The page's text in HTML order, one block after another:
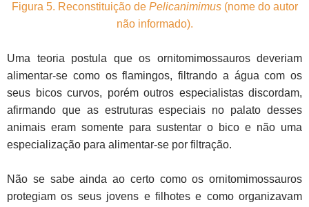
Figura 5. Reconstituição de Pelicanimimus(nome do autor
não informado).
Uma teoria postula que os ornitomimossauros deveriam
alimentar-se como os flamingos, filtrando a água com os
seus bicos curvos, porém outros especialistas discordam,
afirmando que as estruturas especiais no palato desses
animais eram somente para sustentar o bico e não uma
especialização para alimentar-se por filtração.
Não se sabe ainda ao certo como os ornitomimossauros
protegiam os seus jovens e filhotes e como organizavam